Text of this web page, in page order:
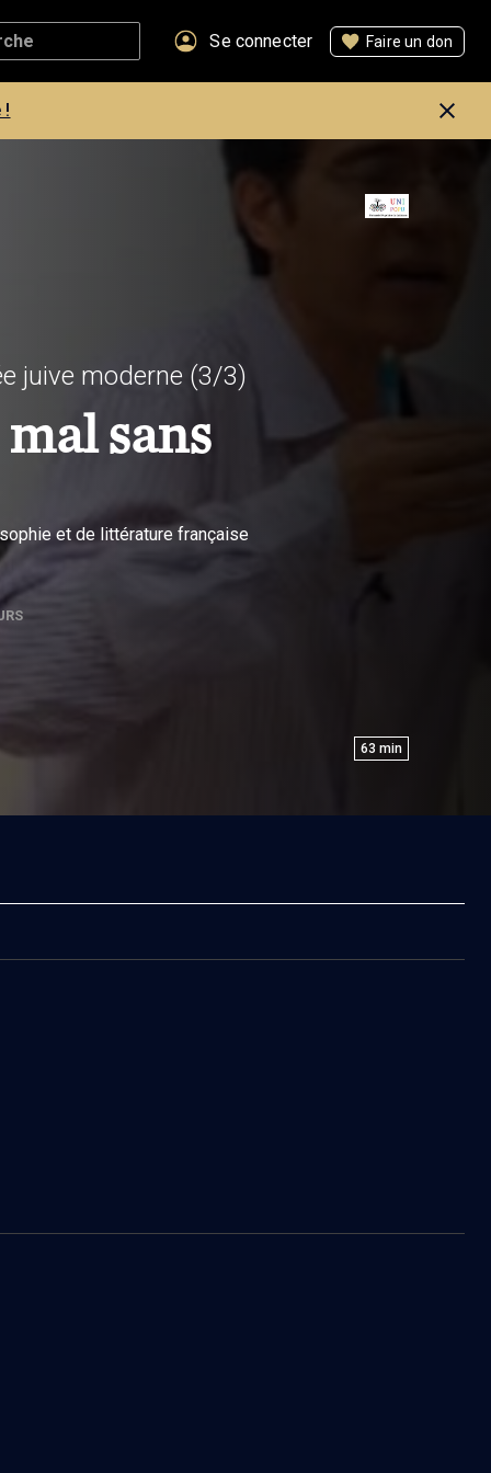
Se connecter Faire un don
!
juive moderne (3/3)
sans
et de littérature française
63 min